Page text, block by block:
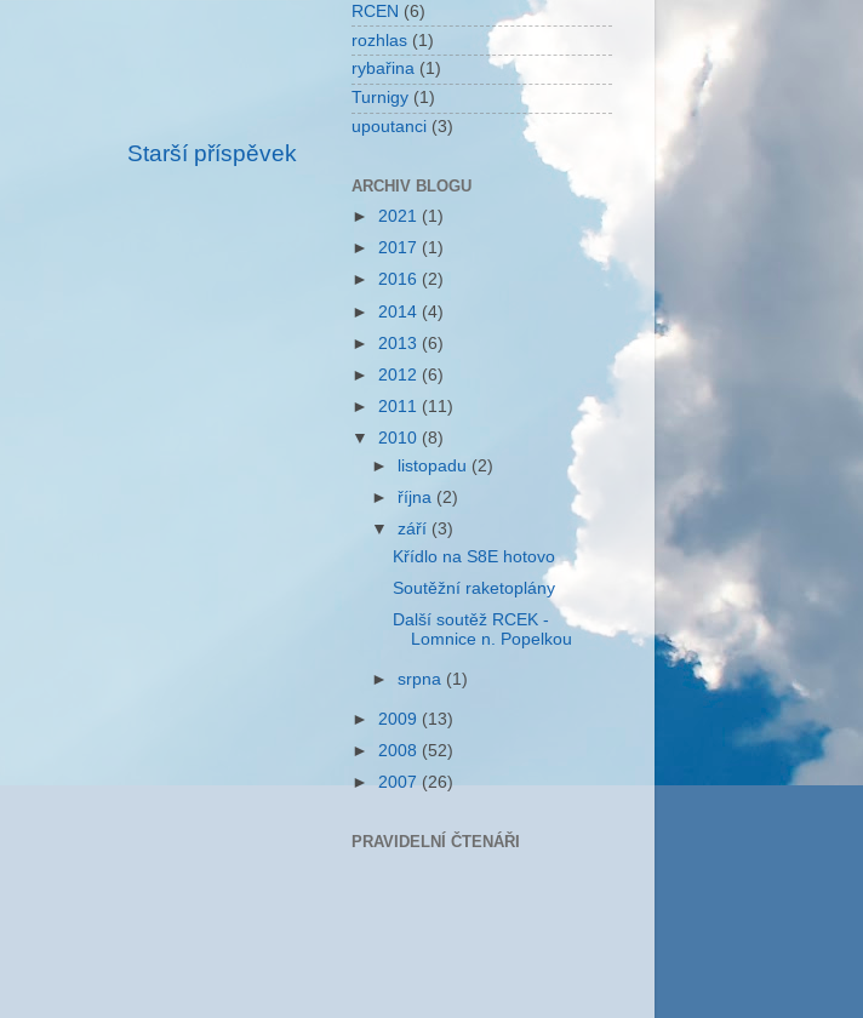
Starší příspěvek
RCEN (6)
rozhlas (1)
rybařina (1)
Turnigy (1)
upoutanci (3)
ARCHIV BLOGU
► 2021 (1)
► 2017 (1)
► 2016 (2)
► 2014 (4)
► 2013 (6)
► 2012 (6)
► 2011 (11)
▼ 2010 (8)
►
listopadu (2)
►října (2)
▼září (3)
Křídlo na S8E hotovo
Soutěžní raketoplány
Další soutěž RCEK -
Lomnice n. Popelkou
►srpna (1)
► 2009 (13)
► 2008 (52)
► 2007 (26)
PRAVIDELNÍ ČTENÁŘI